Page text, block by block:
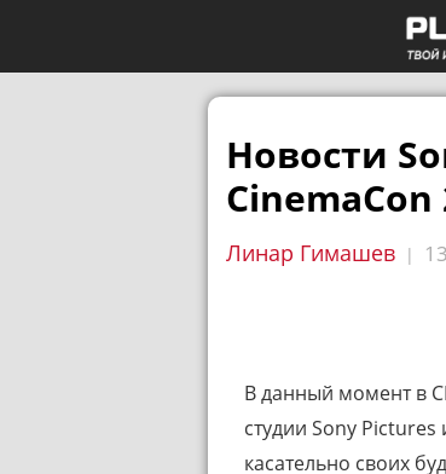
Новости
CinemaCon
Линар Гимашев |
В данный момент в
студии Sony
касательно своих